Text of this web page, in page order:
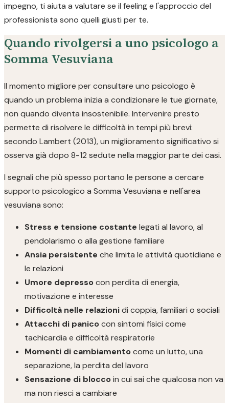
impegno, ti aiuta a valutare se il feeling e l'approccio del
professionista sono quelli giusti per te.
Quando rivolgersi a uno psicologo a
Somma Vesuviana
Il momento migliore per consultare uno psicologo è
quando un problema inizia a condizionare le tue giornate,
non quando diventa insostenibile. Intervenire presto
permette di risolvere le difficoltà in tempi più brevi:
secondo Lambert (2013), un miglioramento significativo si
osserva già dopo 8-12 sedute nella maggior parte dei casi.
I segnali che più spesso portano le persone a cercare
supporto psicologico a Somma Vesuviana e nell'area
vesuviana sono:
Stress e tensione costante legati al lavoro, al
pendolarismo o alla gestione familiare
Ansia persistente che limita le attività quotidiane e
le relazioni
Umore depressocon perdita di energia,
motivazione e interesse
Difficoltà nelle relazionidi coppia, familiari o sociali
Attacchi di panicocon sintomi fisici come
tachicardia e difficoltà respiratorie
Momenti di cambiamentocome un lutto, una
separazione, la perdita del lavoro
Sensazione di bloccoin cui sai che qualcosa non va
ma non riesci a cambiare